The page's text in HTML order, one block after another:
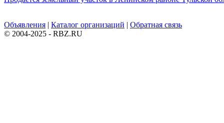
Объявления | Каталог организаций | Обратная связь
© 2004-2025 - RBZ.RU